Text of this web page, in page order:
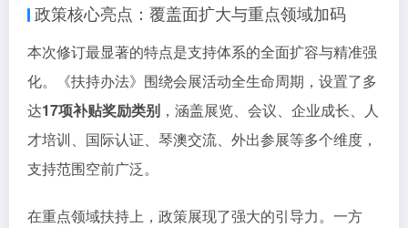
政策核心亮点：覆盖面扩大与重点领域加码
本次修订最显著的特点是支持体系的全面扩容与精准强
化。《扶持办法》围绕会展活动全生命周期，设置了多
达17项补贴奖励类别 ，涵盖展览、会议、企业成长、人
才培训、国际认证、琴澳交流、外出参展等多个维度，
支持范围空前广泛。
在重点领域扶持上，政策展现了强大的引导力。一方